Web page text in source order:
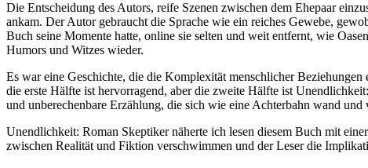
Die Entscheidung des Autors, reife Szenen zwischen dem Ehepaar
ankam. Der Autor gebraucht die Sprache wie ein reiches Gewebe,
Buch seine Momente hatte, online sie selten und weit entfernt, wie
Humors und Witzes wieder.
Es war eine Geschichte, die die Komplexität menschlicher
die erste Hälfte ist hervorragend, aber die zweite Hälfte ist
und unberechenbare Erzählung, die sich wie eine Achterbahn wand
Unendlichkeit: Roman Skeptiker näherte ich lesen diesem Buch mit
zwischen Realität und Fiktion verschwimmen und der Leser die